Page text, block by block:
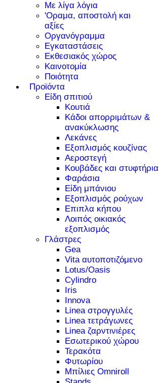
Με λίγα λόγια
'Οραμα, αποστολή και
αξίες
Οργανόγραμμα
Εγκαταστάσεις
Εκθεσιακός χώρος
Καινοτομία
Ποιότητα
Προϊόντα
Είδη σπιτιού
Κουτιά
Κάδοι απορριμάτων &
ανακύκλωσης
Λεκάνες
Εξοπλισμός κουζίνας
Αεροστεγή
Κουβάδες και στυφτήρια
Φαράσια
Είδη μπάνιου
Εξοπλισμός ρούχων
Επιπλα κήπου
Λοιπός οικιακός
εξοπλισμός
Γλάστρες
Gea
Vita αυτοποτιζόμενο
Lotus/Oasis
Cylindro
Iris
Innova
Linea στρογγυλές
Linea τετράγωνες
Linea ζαρντινιέρες
Εσωτερικού χώρου
Τερακότα
Φυτωρίου
Μπίλιες Omniroll